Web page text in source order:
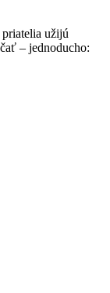
užijú
– jednoducho: